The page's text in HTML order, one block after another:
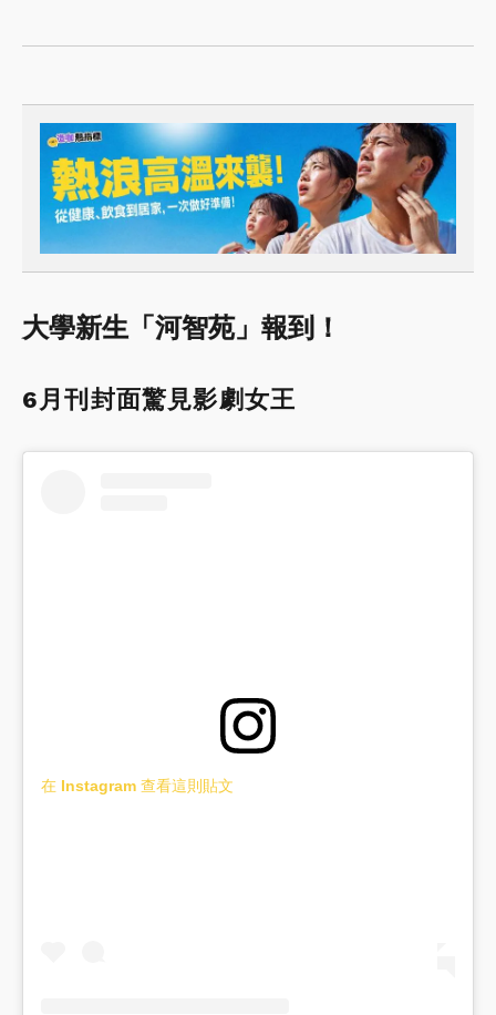
大學新生「河智苑」報到！
6月刊封面驚見影劇女王
在 Instagram 查看這則貼文